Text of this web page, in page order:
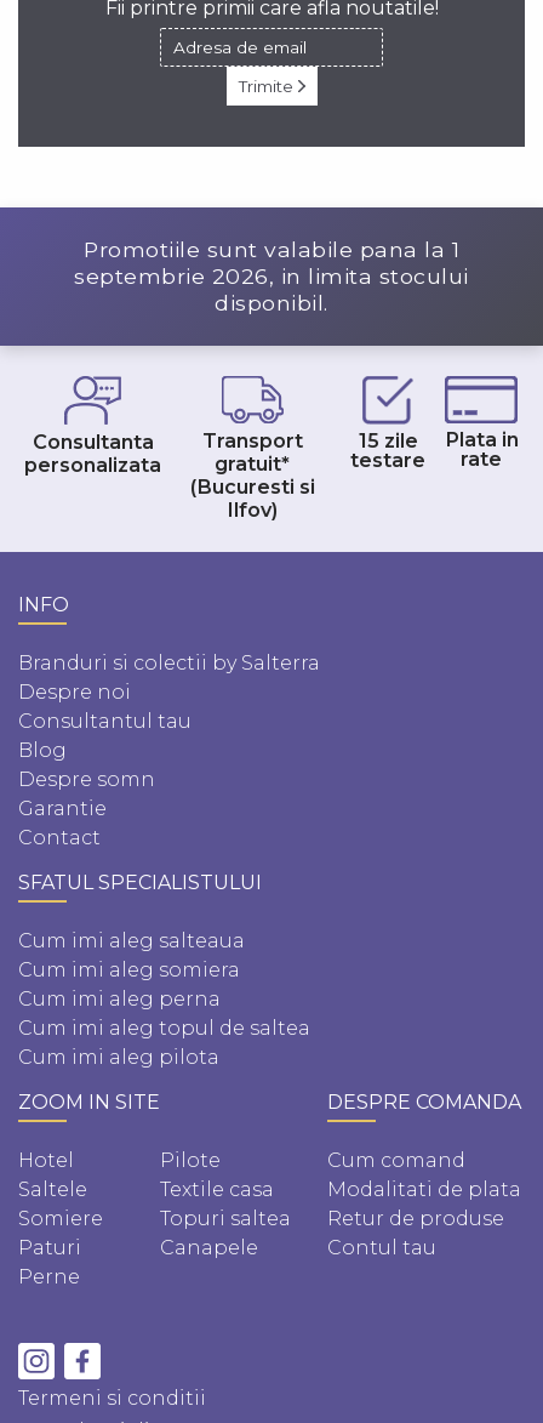
Fii printre primii care afla noutatile!
Trimite
Promotiile sunt valabile pana la 1
septembrie 2026, in limita stocului
disponibil.
Consultanta
personalizata
Transport
gratuit*
(Bucuresti si
Ilfov)
15 zile
testare
Plata in
rate
INFO
Branduri si colectii by Salterra
Despre noi
Consultantul tau
Blog
Despre somn
Garantie
Contact
SFATUL SPECIALISTULUI
Cum imi aleg salteaua
Cum imi aleg somiera
Cum imi aleg perna
Cum imi aleg topul de saltea
Cum imi aleg pilota
ZOOM IN SITE
Hotel
Saltele
Somiere
Paturi
Perne
Pilote
Textile casa
Topuri saltea
Canapele
DESPRE COMANDA
Cum comand
Modalitati de plata
Retur de produse
Contul tau
Termeni si conditii